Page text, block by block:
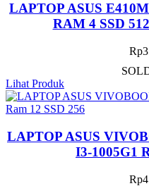
LAPTOP ASUS
RAM 4 SSD
Rp
Lihat Produk
LAPTOP ASUS
I3-1005G1
Rp